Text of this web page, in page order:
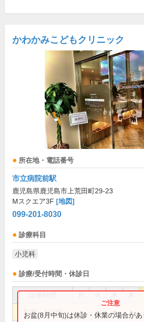
かわかみこどもクリニック
所在地・電話番号
市立病院前駅
鹿児島県鹿児島市上荒田町29-23
Mスクエア3F [地図]
099-201-8030
診療科目
小児科
診療/受付時間・休診日
9:00～12:30 ● ● ● ●
お盆(8月中旬)は休診・休業の場合が